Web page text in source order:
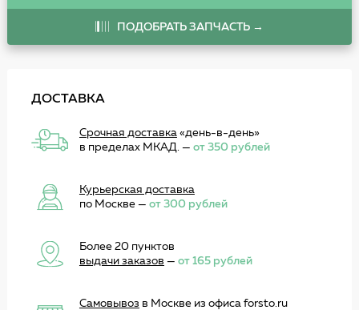
ПОДОБРАТЬ ЗАПЧАСТЬ →
ДОСТАВКА
Срочная доставка«день-в-день»
в пределах МКАД. — от 350 рублей
Курьерская доставка
по Москве — от 300 рублей
Более 20 пунктов
выдачи заказов — от 165 рублей
Самовывоз в Москве из офиса forsto.ru